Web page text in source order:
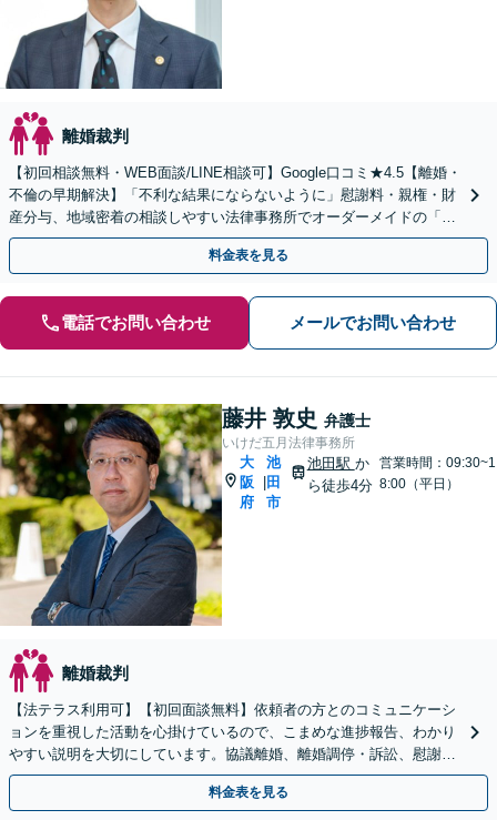
離婚裁判
【初回相談無料・WEB面談/LINE相談可】Google口コミ★4.5【離婚・
不倫の早期解決】「不利な結果にならないように」慰謝料・親権・財
産分与、地域密着の相談しやすい法律事務所でオーダーメイドの「後
悔しない」解決を【夜間休日対応】
料金表を見る
電話でお問い合わせ メールでお問い合わせ
藤井 敦史 弁護士
いけだ五月法律事務所
大
阪
府
池
田
市
池田駅 か
ら徒歩4分
営業時間：09:30~1
8:00（平日）
離婚裁判
【法テラス利用可】【初回面談無料】依頼者の方とのコミュニケーシ
ョンを重視した活動を心掛けているので、こまめな進捗報告、わかり
やすい説明を大切にしています。協議離婚、離婚調停・訴訟、慰謝
料・養育費の請求、財産分与なお任せください【池田駅2分】
料金表を見る